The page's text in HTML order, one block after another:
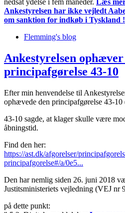
nedsat ydelse i fem måneder. Læs
Ankestyrelsen har ikke vejledt
om sanktion for indkøb i Tyskland !
Flemming's blog
Ankestyrelsen
principafgørelse 43-10
Efter min henvendelse til
ophævede den principafgørelse 43-10
43-10 sagde, at klager skulle være
åbningstid.
Find den her:
https://ast.dk/afgorelser/
principafgorelse#/a/0e5...
Den har nemlig siden 26. juni 2018
Justitsministeriets vejledning (VEJ nr
på dette punkt: